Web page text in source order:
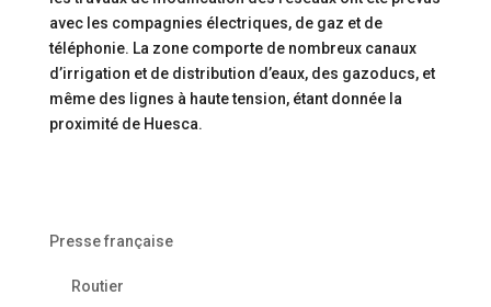
avec les compagnies électriques, de gaz et de
téléphonie. La zone comporte de nombreux canaux
d’irrigation et de distribution d’eaux, des gazoducs, et
même des lignes à haute tension, étant donnée la
proximité de Huesca.
Presse française
Routier